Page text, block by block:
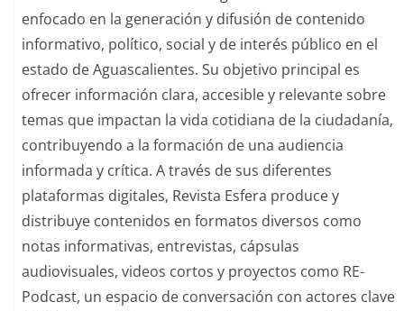
enfocado en la generación y difusión de contenido
informativo, político, social y de interés público en el
estado de Aguascalientes. Su objetivo principal es
ofrecer información clara, accesible y relevante sobre
temas que impactan la vida cotidiana de la ciudadanía,
contribuyendo a la formación de una audiencia
informada y crítica. A través de sus diferentes
plataformas digitales, Revista Esfera produce y
distribuye contenidos en formatos diversos como
notas informativas, entrevistas, cápsulas
audiovisuales, videos cortos y proyectos como RE-
Podcast, un espacio de conversación con actores clave